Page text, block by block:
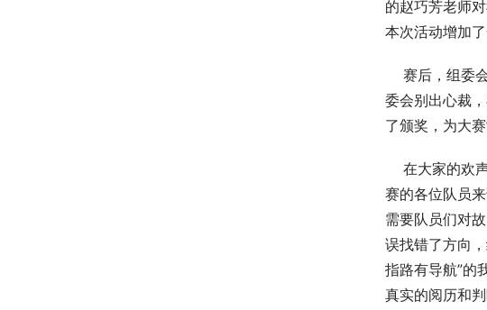
的赵巧芳老师
本次活动增加
赛后，组委会
委会别出心裁
了颁奖，为大
在大家的欢声
赛的各位队员
需要队员们对
误找错了方向
指路有导航”的
真实的阅历和